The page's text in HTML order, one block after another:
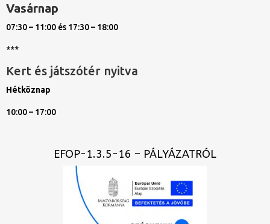
Vasárnap
07:30 – 11:00 és 17:30 – 18:00
***
Kert és játszótér nyitva
Hétköznap
10:00 – 17:00
EFOP-1.3.5-16 – PÁLYÁZATRÓL